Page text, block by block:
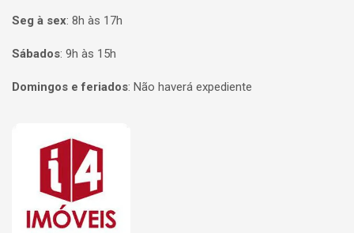
Seg à sex: 8h às 17h
Sábados: 9h às 15h
Domingos e feriados: Não haverá expediente
Página inicial